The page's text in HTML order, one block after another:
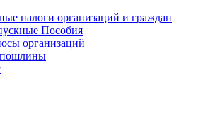
налоги организаций и граждан
Пособия
организаций